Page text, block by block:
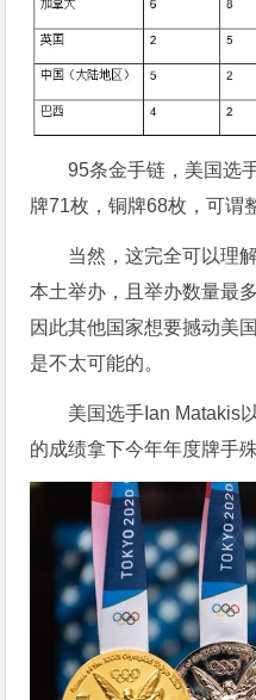
95条金手链，美国选
牌71枚，铜牌68枚，可谓
当然，这完全可以理
本土举办，且举办数量最
因此其他国家想要撼动美
是不太可能的。
美国选手Ian Matakis
的成绩拿下今年年度牌手殊